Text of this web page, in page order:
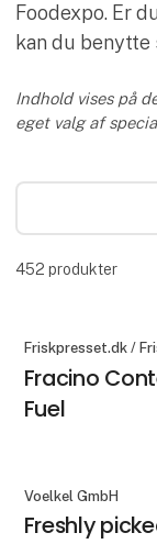
Foodexpo. Er
kan du
Indhold vises på
eget valg af
452 produkter
Friskpresset.dk /
Fracino
Fuel
Voelkel GmbH
Freshly